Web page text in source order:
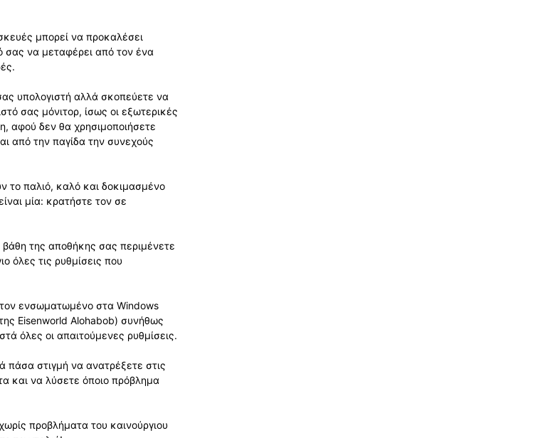
μπορεί να προκαλέσει
σας να μεταφέρει από τον ένα
υπολογιστή αλλά σκοπεύετε να
σας μόνιτορ, ίσως οι εξωτερικές
αφού δεν θα χρησιμοποιήσετε
από την παγίδα την συνεχούς
το παλιό, καλό και δοκιμασμένο
μία: κρατήστε τον σε
της αποθήκης σας περιμένετε
όλες τις ρυθμίσεις που
ενσωματωμένο στα Windows
Eisenworld Alohabob) συνήθως
όλες οι απαιτούμενες ρυθμίσεις.
πάσα στιγμή να ανατρέξετε στις
και να λύσετε όποιο πρόβλημα
προβλήματα του καινούργιου